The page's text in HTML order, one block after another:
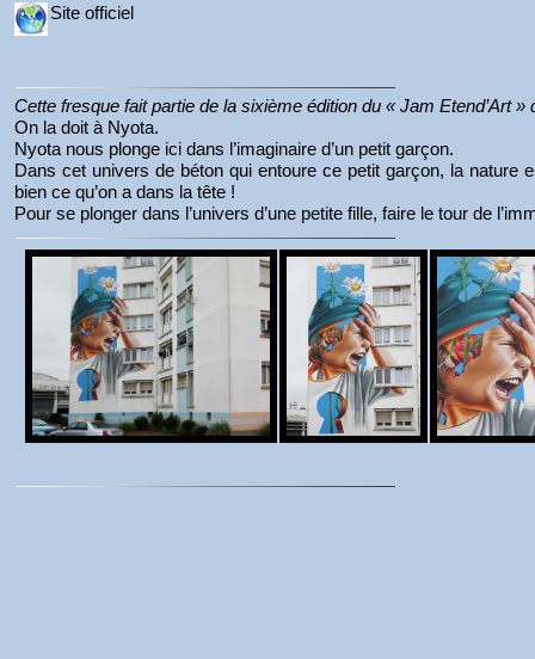
Site officiel
Cette fresque fait partie de la sixième édition du « Jam Etend’Art »
On la doit à Nyota.
Nyota nous plonge ici dans l’imaginaire d’un petit garçon.
Dans cet univers de béton qui entoure ce petit garçon, la nature
bien ce qu’on a dans la tête !
Pour se plonger dans l’univers d’une petite fille, faire le tour de